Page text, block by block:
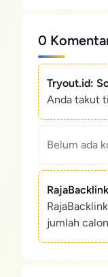
0
Tryout.id:
Anda takut
Belum ada
jumlah